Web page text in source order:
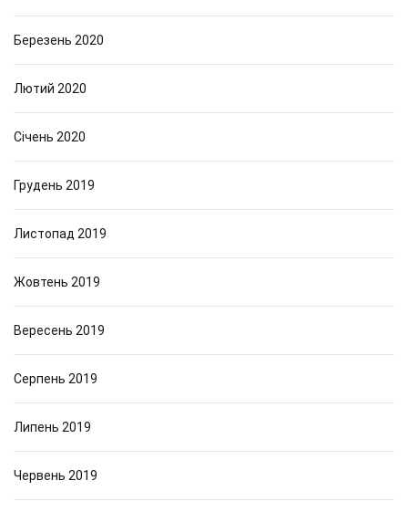
Березень 2020
Лютий 2020
Січень 2020
Грудень 2019
Листопад 2019
Жовтень 2019
Вересень 2019
Серпень 2019
Липень 2019
Червень 2019